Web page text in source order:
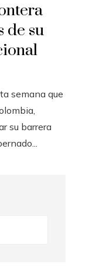
de su
semana que
su barrera